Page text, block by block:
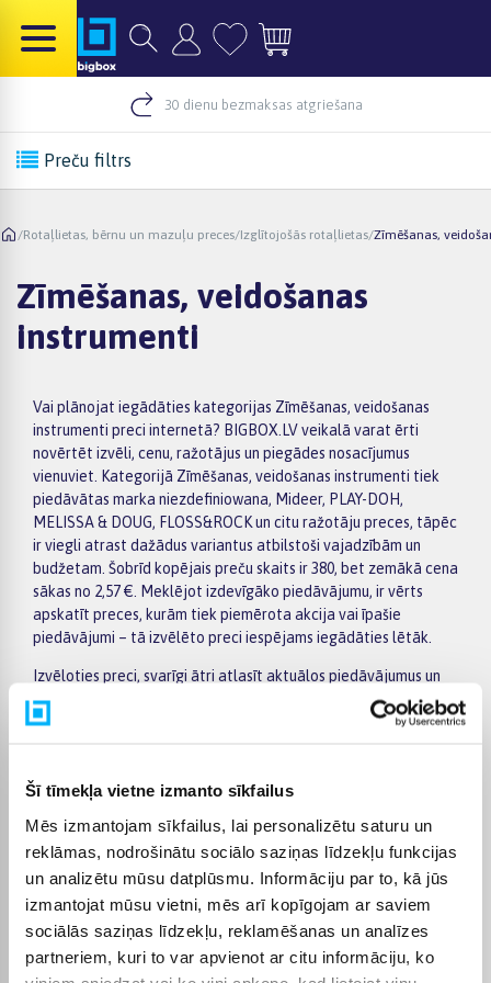
Šī tīmekļa vietne izmanto sīkfailus
Mēs izmantojam sīkfailus, lai personalizētu saturu un
reklāmas, nodrošinātu sociālo saziņas līdzekļu funkcijas
un analizētu mūsu datplūsmu. Informāciju par to, kā jūs
izmantojat mūsu vietni, mēs arī kopīgojam ar saviem
sociālās saziņas līdzekļu, reklamēšanas un analīzes
partneriem, kuri to var apvienot ar citu informāciju, ko
30 dienu bezmaksas atgriešana
Preču filtrs
/Rotaļlietas, bērnu un mazuļu preces/Izglītojošās rotaļlietas/Zīmēšanas,
Zīmēšanas, veidošanas
instrumenti
Vai plānojat iegādāties kategorijas Zīmēšanas, veidošanas
instrumenti preci internetā? BIGBOX.LV veikalā varat ērti
novērtēt izvēli, cenu, ražotājus un piegādes nosacījumus
vienuviet. Kategorijā Zīmēšanas, veidošanas instrumenti tiek
piedāvātas marka niezdefiniowana, Mideer, PLAY-DOH,
MELISSA & DOUG, FLOSS&ROCK un citu ražotāju preces, tāpēc
ir viegli atrast dažādus variantus atbilstoši vajadzībām un
budžetam. Šobrīd kopējais preču skaits ir 380, bet zemākā cena
sākas no 2,57 €. Meklējot izdevīgāko piedāvājumu, ir vērts
apskatīt preces, kurām tiek piemērota akcija vai īpašie
piedāvājumi – tā izvēlēto preci iespējams iegādāties lētāk.
Izvēloties preci, svarīgi ātri atlasīt aktuālos piedāvājumus un
skaidri redzēt atšķirības starp modeļiem. Kreisajā pusē esošie
filtri palīdz sašaurināt kategorijas Zīmēšanas, veidošanas
dažādus piedāvājumus. Atverot konkrētās preces lapu,
piegādes termiņu, apmaksas veidiem un pirkuma nosacījumiem,
tāpēc lēmumu pieņemt būs vieglāk.
Lielākas vērtības pirkumiem BIGBOX.LV piedāvā ērtu apmaksu
pa daļām – par pirkumu iespējams norēķināties 6 vienādos
maksājumos. Tas ļauj ērtāk plānot izdevumus un izvēlēties sev
piemērotu apmaksas veidu. Pasūtījumi tiek piegādāti visā